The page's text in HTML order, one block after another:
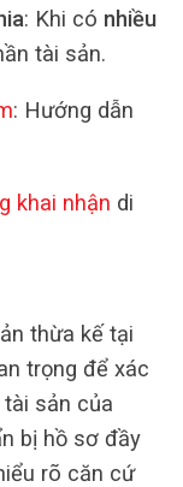
: Khi có nhiều
tài sản.
: Hướng dẫn
khai nhận di
thừa kế tại
trọng để xác
sản của
bị hồ sơ đầy
rõ căn cứ